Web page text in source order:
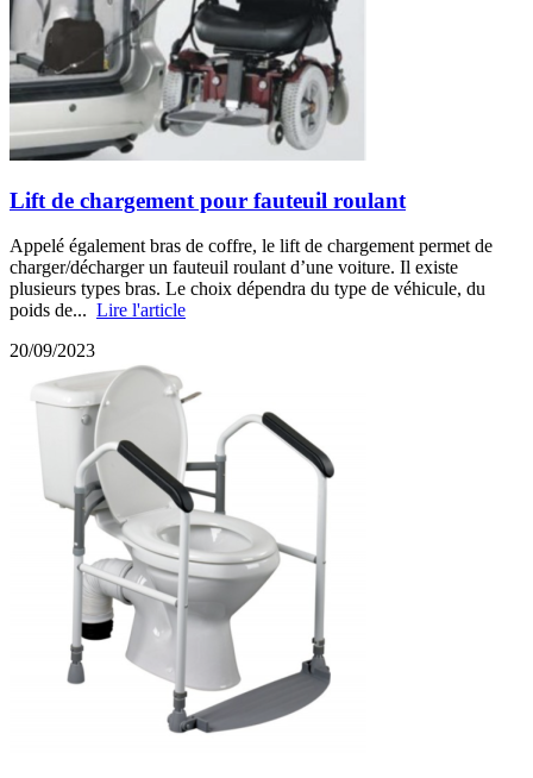
Lift de chargement pour fauteuil roulant
Appelé également bras de coffre, le lift de chargement permet de
charger/décharger un fauteuil roulant d’une voiture. Il existe
plusieurs types bras. Le choix dépendra du type de véhicule, du
poids de... Lire l'article
20/09/2023